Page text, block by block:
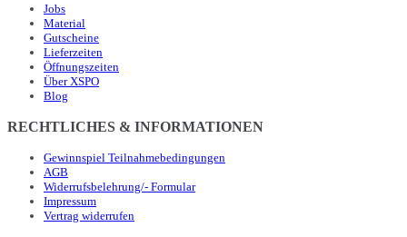
Jobs
Material
Gutscheine
Lieferzeiten
Öffnungszeiten
Über XSPO
Blog
RECHTLICHES & INFORMATIONEN
Gewinnspiel Teilnahmebedingungen
AGB
Widerrufsbelehrung/- Formular
Impressum
Vertrag widerrufen